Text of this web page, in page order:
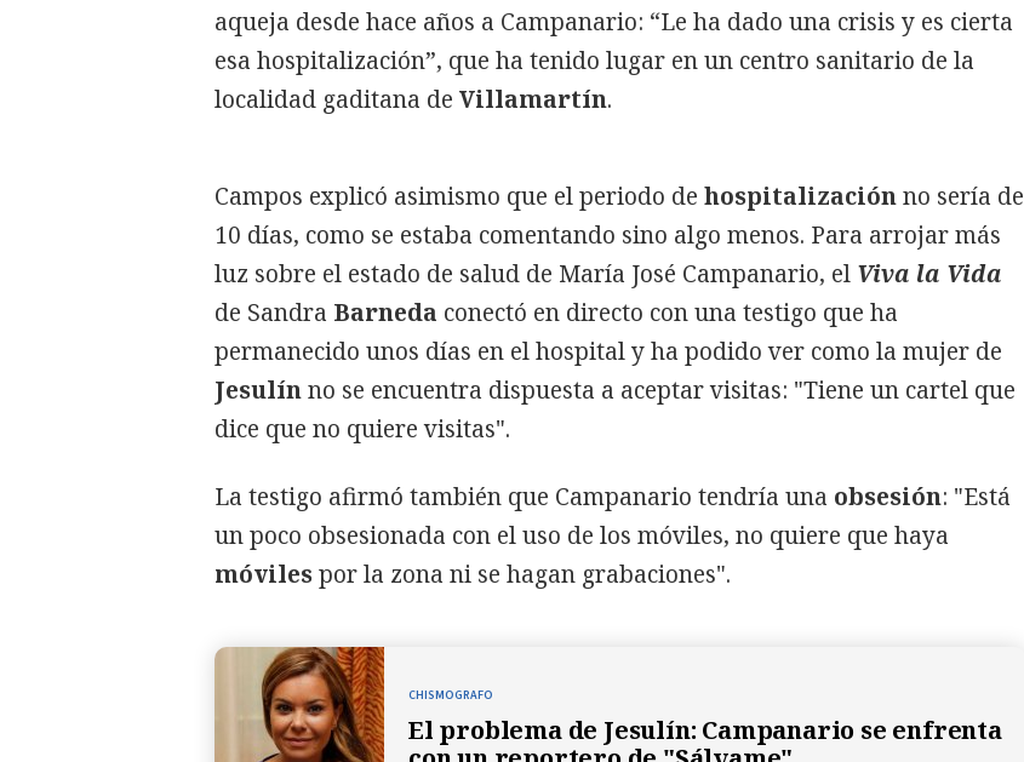
aqueja desde hace años a Campanario: “Le ha dado una crisis y es cierta
esa hospitalización”, que ha tenido lugar en un centro sanitario de la
localidad gaditana de Villamartín.
Campos explicó asimismo que el periodo de hospitalizaciónno sería de
10 días, como se estaba comentando sino algo menos. Para arrojar más
luz sobre el estado de salud de María José Campanario, el Viva la Vida
de Sandra Barneda conectó en directo con una testigo que ha
permanecido unos días en el hospital y ha podido ver como la mujer de
Jesulínno se encuentra dispuesta a aceptar visitas: "Tiene un cartel que
dice que no quiere visitas".
La testigo afirmó también que Campanario tendría una obsesión: "Está
un poco obsesionada con el uso de los móviles, no quiere que haya
móvilespor la zona ni se hagan grabaciones".
CHISMOGRAFO
El problema de Jesulín: Campanario se enfrenta